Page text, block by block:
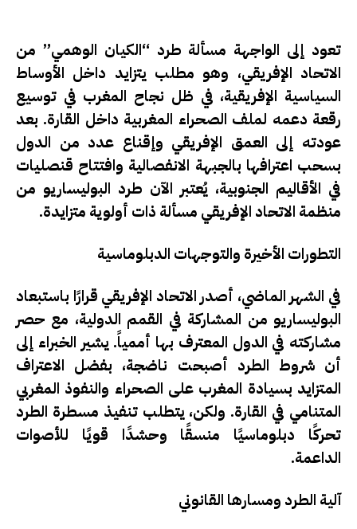
تعود إلى الواجهة مسألة طرد “الكيان الوهمي” من
الاتحاد الإفريقي، وهو مطلب يتزايد داخل الأوساط
السياسية الإفريقية، في ظل نجاح المغرب في توسيع
رقعة دعمه لملف الصحراء المغربية داخل القارة. بعد
عودته إلى العمق الإفريقي وإقناع عدد من الدول
بسحب اعترافها بالجبهة الانفصالية وافتتاح قنصليات
في الأقاليم الجنوبية، يُعتبر الآن طرد البوليساريو من
منظمة الاتحاد الإفريقي مسألة ذات أولوية متزايدة.
التطورات الأخيرة والتوجهات الدبلوماسية
في الشهر الماضي، أصدر الاتحاد الإفريقي قرارًا باستبعاد
البوليساريو من المشاركة في القمم الدولية، مع حصر
مشاركته في الدول المعترف بها أممياً. يشير الخبراء إلى
أن شروط الطرد أصبحت ناضجة، بفضل الاعتراف
المتزايد بسيادة المغرب على الصحراء والنفوذ المغربي
المتنامي في القارة. ولكن، يتطلب تنفيذ مسطرة الطرد
تحركًا دبلوماسيًا منسقًا وحشدًا قويًا للأصوات
الداعمة.
آلية الطرد ومسارها القانوني